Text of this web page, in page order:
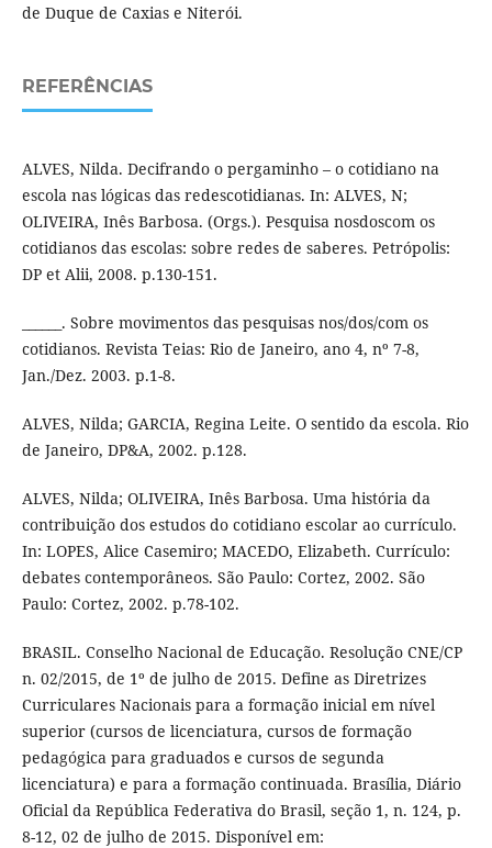
de Duque de Caxias e Niterói.
REFERÊNCIAS
ALVES, Nilda. Decifrando o pergaminho – o cotidiano na
escola nas lógicas das redescotidianas. In: ALVES, N;
OLIVEIRA, Inês Barbosa. (Orgs.). Pesquisa nosdoscom os
cotidianos das escolas: sobre redes de saberes. Petrópolis:
DP et Alii, 2008. p.130-151.
______. Sobre movimentos das pesquisas nos/dos/com os
cotidianos. Revista Teias: Rio de Janeiro, ano 4, nº 7-8,
Jan./Dez. 2003. p.1-8.
ALVES, Nilda; GARCIA, Regina Leite. O sentido da escola. Rio
de Janeiro, DP&A, 2002. p.128.
ALVES, Nilda; OLIVEIRA, Inês Barbosa. Uma história da
contribuição dos estudos do cotidiano escolar ao currículo.
In: LOPES, Alice Casemiro; MACEDO, Elizabeth. Currículo:
debates contemporâneos. São Paulo: Cortez, 2002. São
Paulo: Cortez, 2002. p.78-102.
BRASIL. Conselho Nacional de Educação. Resolução CNE/CP
n. 02/2015, de 1º de julho de 2015. Define as Diretrizes
Curriculares Nacionais para a formação inicial em nível
superior (cursos de licenciatura, cursos de formação
pedagógica para graduados e cursos de segunda
licenciatura) e para a formação continuada. Brasília, Diário
Oficial da República Federativa do Brasil, seção 1, n. 124, p.
8-12, 02 de julho de 2015. Disponível em: